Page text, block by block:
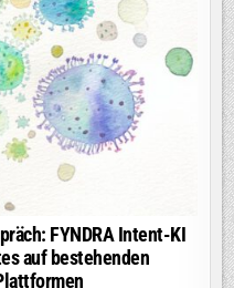
FYNDRA Intent-KI
auf bestehenden